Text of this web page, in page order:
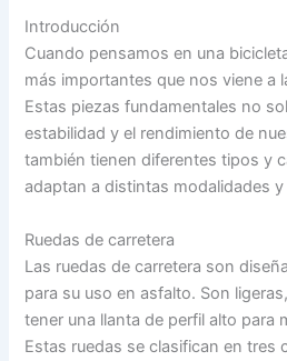
Introducción
Cuando pensamos en una
más importantes que nos viene a
Estas piezas fundamentales no
estabilidad y el rendimiento de
también tienen diferentes tipos y
adaptan a distintas modalidades
Ruedas de carretera
Las ruedas de carretera son
para su uso en asfalto. Son
tener una llanta de perfil alto para
Estas ruedas se clasifican en tres